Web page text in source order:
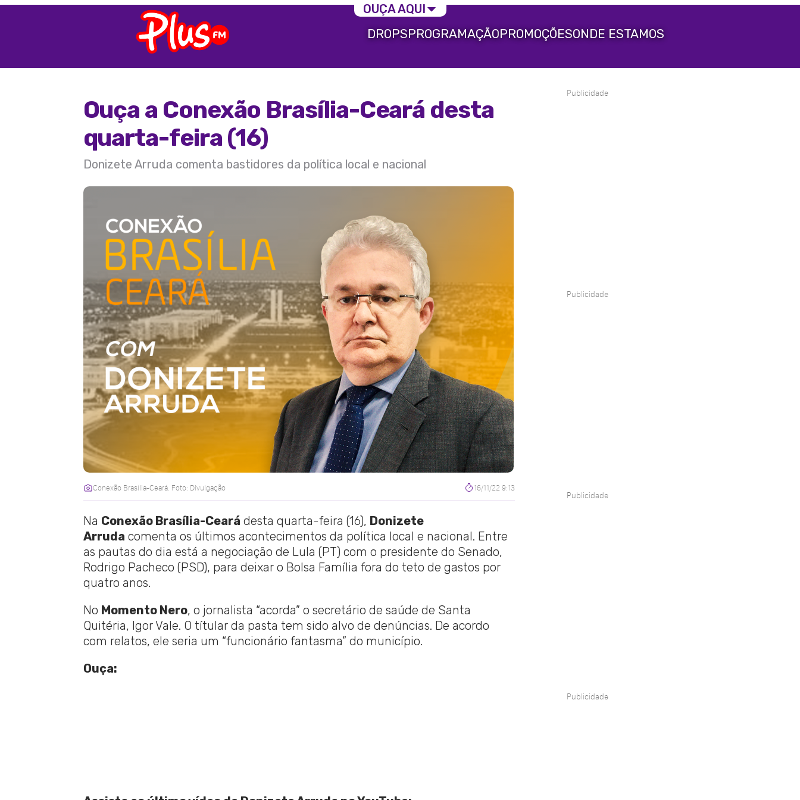
DROPSPROGRAMAÇÃOPROMOÇÕESONDE ESTAMOS
Ouça a Conexão Brasília-Ceará desta
quarta-feira (16)
Donizete Arruda comenta bastidores da política local e nacional
Conexão Brasília-Ceará. Foto: Divulgação 16/11/22 9:13
Na Conexão Brasília-Ceará desta quarta-feira (16), Donizete
Arruda comenta os últimos acontecimentos da política local e nacional. Entre
as pautas do dia está a negociação de Lula (PT) com o presidente do Senado,
Rodrigo Pacheco (PSD), para deixar o Bolsa Família fora do teto de gastos por
quatro anos.
No Momento Nero, o jornalista “acorda” o secretário de saúde de Santa
Quitéria, Igor Vale. O títular da pasta tem sido alvo de denúncias. De acordo
com relatos, ele seria um “funcionário fantasma” do município.
Ouça:
Publicidade
Publicidade
Publicidade
Publicidade
OUÇA AQUI